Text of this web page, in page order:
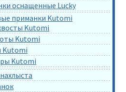
оснащенные Lucky
приманки Kutomi
Kutomi
Kutomi
Kutomi